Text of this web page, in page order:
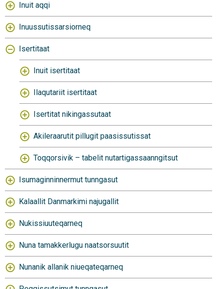
Inuit aqqi
Inuussutissarsiorneq
Isertitaat
Inuit isertitaat
Ilaqutariit isertitaat
Isertitat nikingassutaat
Akileraarutit pillugit paasissutissat
Toqqorsivik – tabelit nutartigassaanngitsut
Isumaginninnermut tunngasut
Kalaallit Danmarkimi najugallit
Nukissiuuteqarneq
Nuna tamakkerlugu naatsorsuutit
Nunanik allanik niueqateqarneq